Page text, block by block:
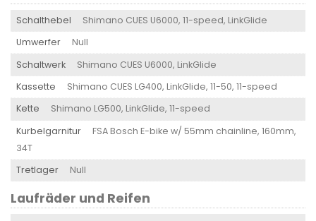
Schalthebel
Shimano CUES U6000, 11-speed, LinkGlide
Umwerfer
Null
Schaltwerk
Shimano CUES U6000, LinkGlide
Kassette
Shimano CUES LG400, LinkGlide, 11-50, 11-speed
Kette
Shimano LG500, LinkGlide, 11-speed
Kurbelgarnitur
FSA Bosch E-bike w/ 55mm chainline, 160mm,
34T
Tretlager
Null
Laufräder und Reifen